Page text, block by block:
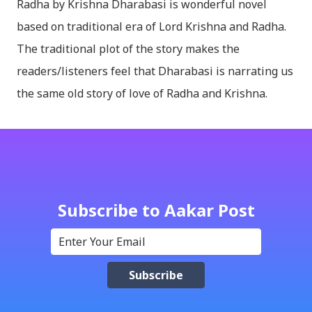
Radha by Krishna Dharabasi is wonderful novel
based on traditional era of Lord Krishna and Radha.
The traditional plot of the story makes the
readers/listeners feel that Dharabasi is narrating us
the same old story of love of Radha and Krishna.
the eternal lovers. Lord Krishna and Radha are
together since childhood. But in teenage they are
separated (as in the traditional story) and Lord
Krishna has to go away leaving Vindraban for
Subscribe to Aakar Post